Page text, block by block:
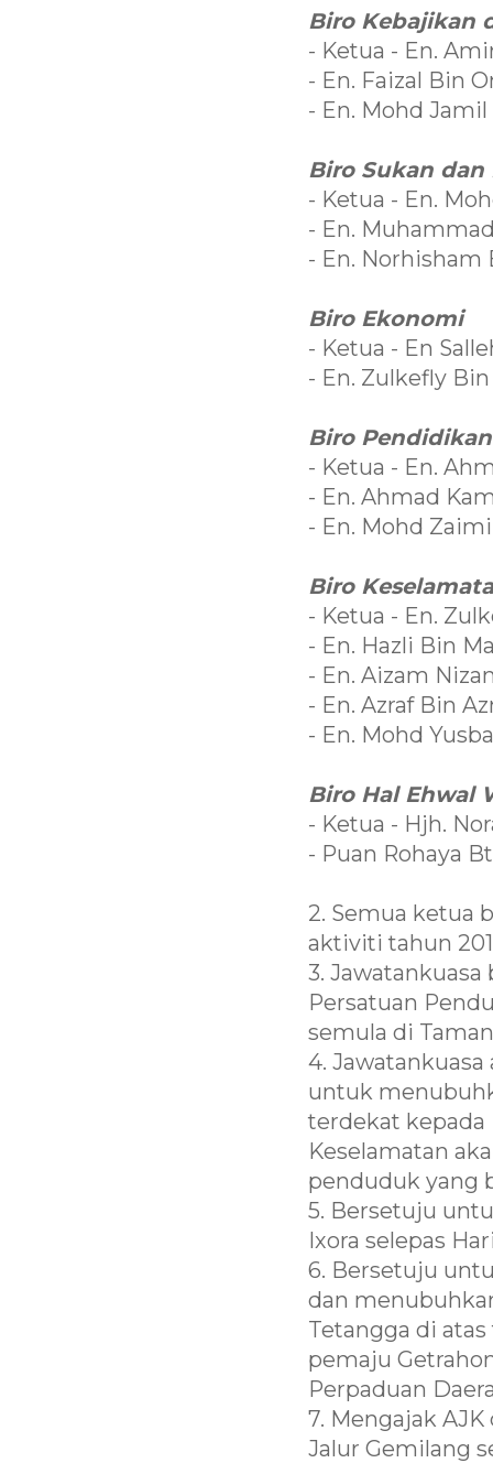
Biro Kebajikan
- Ketua - En.
- En. Faizal Bin
- En. Mohd
Biro Sukan dan
- Ketua - En.
- En.
- En. Norhisham
Biro Ekonomi
- Ketua - En
- En. Zulkefly
Biro Pendidikan
- Ketua - En.
- En. Ahmad
- En. Mohd
Biro
- Ketua - En.
- En. Hazli Bin
- En. Aizam
- En. Azraf Bin
- En. Mohd
Biro Hal Ehwal
- Ketua - Hjh.
- Puan Rohaya
2. Semua ketua
aktiviti tahun
3.
Persatuan
semula di
4.
untuk
terdekat kepada
Keselamatan
penduduk yang
5. Bersetuju
Ixora selepas
6. Bersetuju
dan
Tetangga di
pemaju
Perpaduan
7. Mengajak
Jalur Gemilang